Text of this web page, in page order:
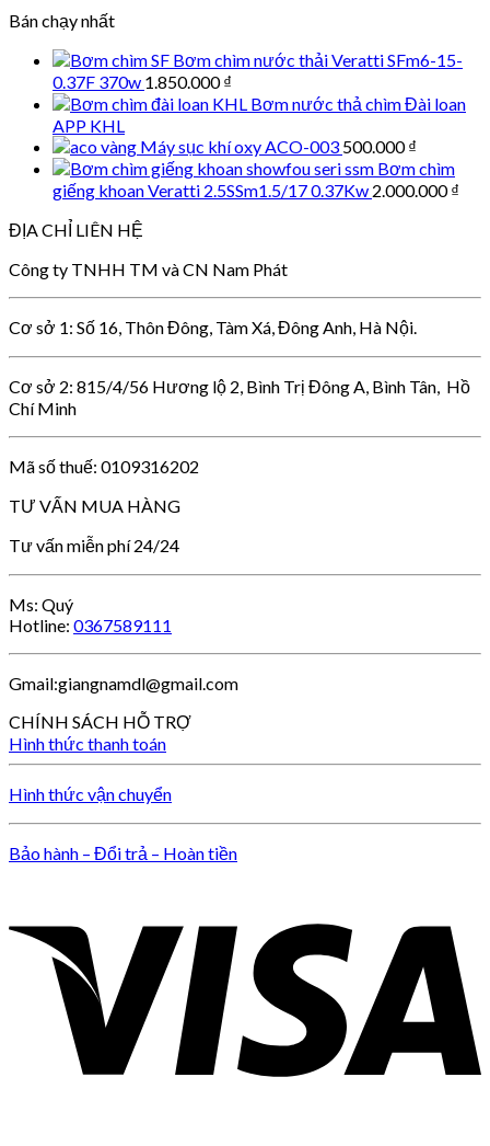
Bán chạy nhất
Bơm chìm nước thải Veratti SFm6-15-
0.37F 370w 1.850.000₫
Bơm nước thả chìm Đài loan
APP KHL
Máy sục khí oxy ACO-003 500.000₫
Bơm chìm
giếng khoan Veratti 2.5SSm1.5/17 0.37Kw 2.000.000₫
ĐỊA CHỈ LIÊN HỆ
Công ty TNHH TM và CN Nam Phát
Cơ sở 1: Số 16, Thôn Đông, Tàm Xá, Đông Anh, Hà Nội.
Cơ sở 2: 815/4/56 Hương lộ 2, Bình Trị Đông A, Bình Tân, Hồ
Chí Minh
Mã số thuế: 0109316202
TƯ VẤN MUA HÀNG
Tư vấn miễn phí 24/24
Ms: Quý
Hotline: 0367589111
Gmail:giangnamdl@gmail.com
CHÍNH SÁCH HỖ TRỢ
Hình thức thanh toán
Hình thức vận chuyển
Bảo hành – Đổi trả – Hoàn tiền